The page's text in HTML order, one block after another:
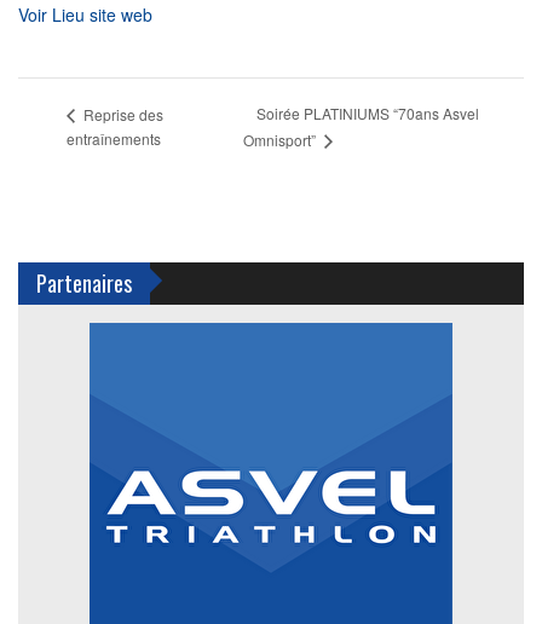
Voir Lieu site web
Reprise des
entraînements
Soirée PLATINIUMS “70ans Asvel
Omnisport”
Partenaires